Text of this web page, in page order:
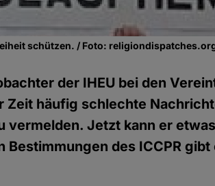
schützen. / Foto:
der IHEU bei den
Zeit häufig schlechte
vermelden. Jetzt kann er
des ICCPR gibt